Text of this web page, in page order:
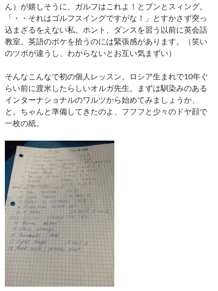
ん）が嬉しそうに、ガルフはこれよ！とブンとスィング。
「・・それはゴルフスイングですがな！」とすかさず突っ
込まざるをえない私。ホント、ダンスを習う以前に英会話
教室。英語のボケを拾うのには緊張感があります。（笑い
のツボが違うし、わからないとお互い気まずい）
そんなこんなで初の個人レッスン。ロシア生まれで10年ぐ
らい前に渡米したらしいオルガ先生。まずは馴染みのある
インターナショナルのワルツから始めてみましょうか、
と。ちゃんと準備してきたのよ、フフフと少々のドヤ顔で
一枚の紙。